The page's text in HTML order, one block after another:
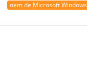
oem de Microsoft Windows